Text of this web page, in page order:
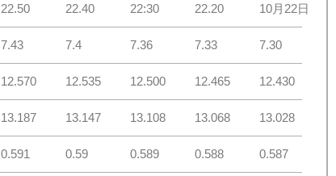
22.50 22.40 22:30 22.20 10月22日
7.43 7.4 7.36 7.33 7.30
12.570 12.535 12.500 12.465 12.430
13.187 13.147 13.108 13.068 13.028
0.591 0.59 0.589 0.588 0.587